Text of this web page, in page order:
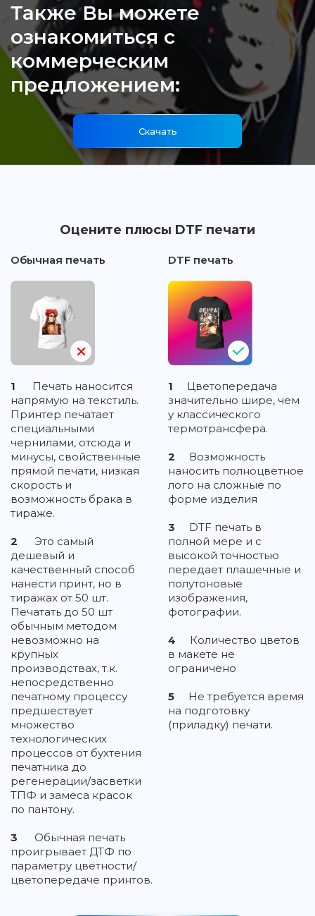
Также Вы можете
ознакомиться с
коммерческим
предложением:
Скачать
Оцените плюсы DTF печати
Обычная печать
1
Печать наносится
напрямую на текстиль.
Принтер печатает
специальными
чернилами, отсюда и
минусы, свойственные
прямой печати, низкая
скорость и
возможность брака в
тираже.
2
Это самый
дешевый и
качественный способ
нанести принт, но в
тиражах от 50 шт.
Печатать до 50 шт
обычным методом
невозможно на
крупных
производствах, т.к.
непосредственно
печатному процессу
предшествует
множество
технологических
процессов от бухтения
печатника до
регенерации/засветки
ТПФ и замеса красок
по пантону.
3
Обычная печать
проигрывает ДТФ по
параметру цветности/
цветопередаче принтов.
DTF печать
1
Цветопередача
значительно шире, чем
у классического
термотрансфера.
2
Возможность
наносить полноцветное
лого на сложные по
форме изделия
3
DTF печать в
полной мере и с
высокой точностью
передает плашечные и
полутоновые
изображения,
фотографии.
4
Количество цветов
в макете не
ограничено
5
Не требуется время
на подготовку
(приладку) печати.